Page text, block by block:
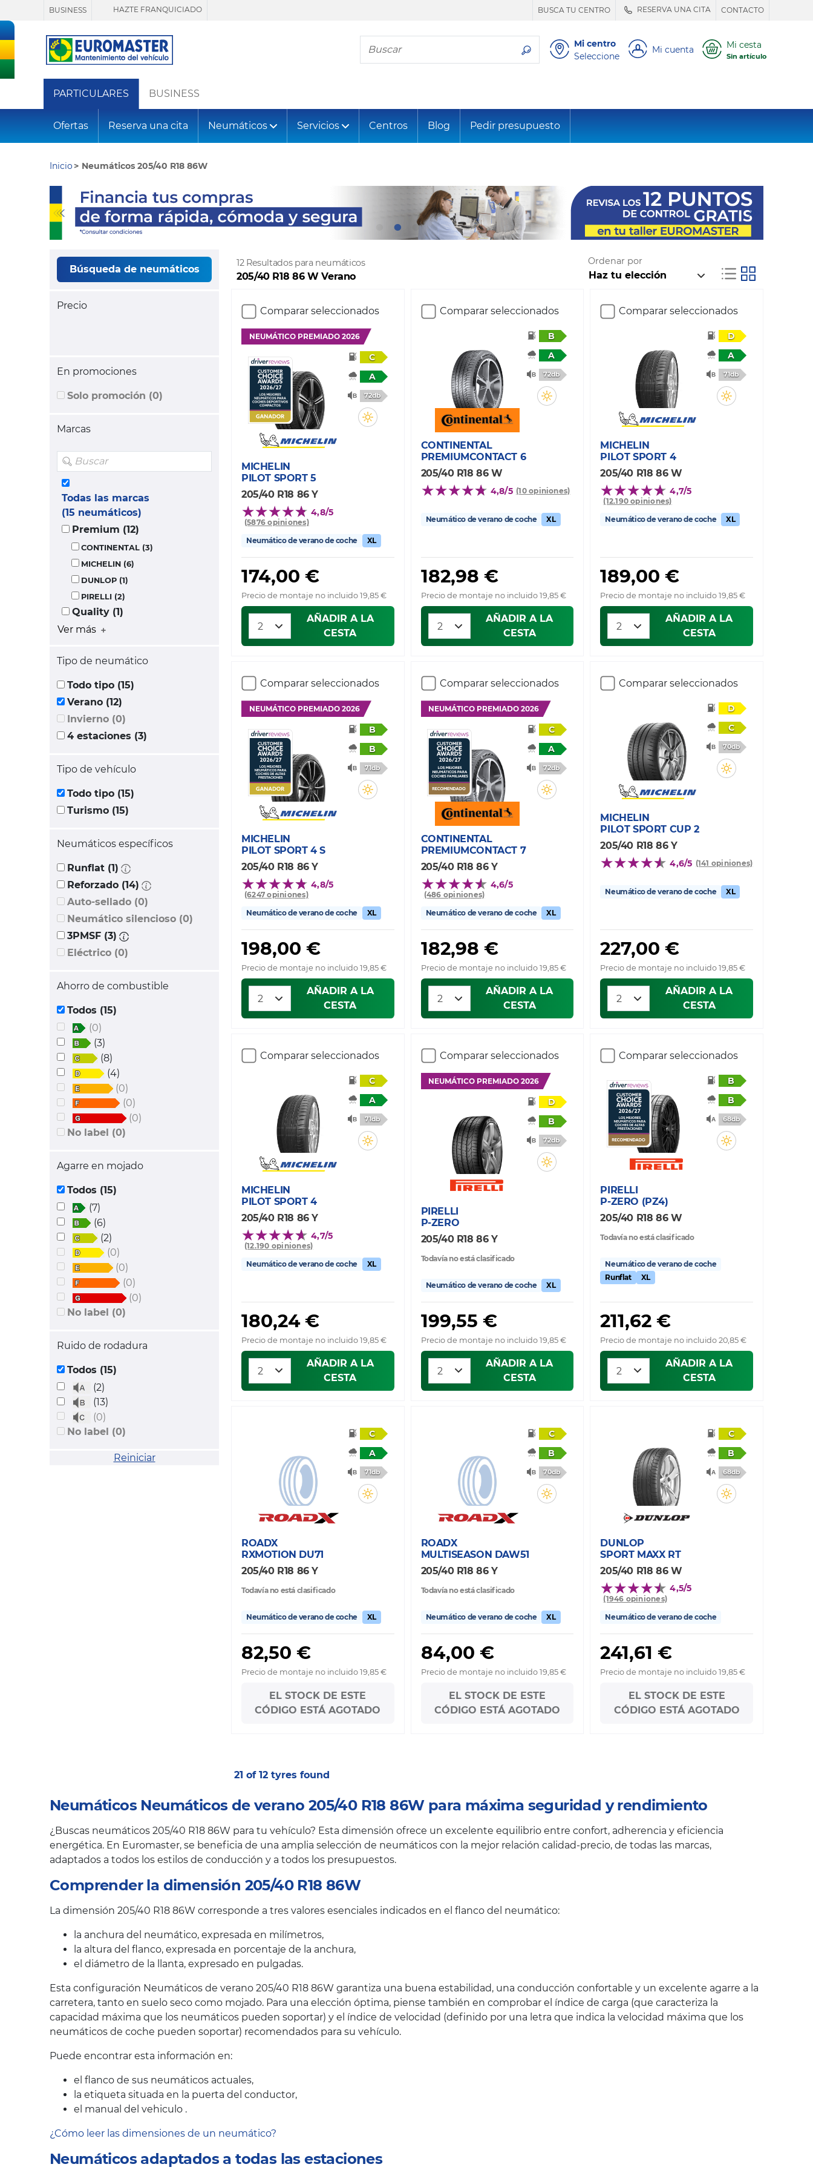
BUSINESS HAZTE FRANQUICIADO BUSCA TU CENTRO RESERVA UNA CITA CONTACTO
Busca tu neumático
Mi centro
Seleccione
Mi cuenta Mi cesta
Sin artículo
PARTICULARES BUSINESS
Ofertas Reserva una cita Neumáticos Servicios Centros Blog Pedir presupuesto
Inicio Neumáticos 205/40 R18 86W
Búsqueda de neumáticos
Precio
En promociones
Solo promoción (0)
Marcas
Todas las marcas
(15 neumáticos)
Premium (12)
CONTINENTAL (3)
MICHELIN (6)
DUNLOP (1)
PIRELLI (2)
Quality (1)
Ver más
Tipo de neumático
Todo tipo (15)
Verano (12)
Invierno (0)
4 estaciones (3)
Tipo de vehículo
Todo tipo (15)
Turismo (15)
Neumáticos específicos
Runflat (1)
Reforzado (14)
Auto-sellado (0)
Neumático silencioso (0)
3PMSF (3)
Eléctrico (0)
Ahorro de combustible
Todos (15)
(0)
(3)
(8)
(4)
(0)
(0)
(0)
No label (0)
Agarre en mojado
Todos (15)
(7)
(6)
(2)
(0)
(0)
(0)
(0)
No label (0)
Ruido de rodadura
Todos (15)
(2)
(13)
(0)
No label (0)
Reiniciar
12 Resultados para neumáticos
205/40 R18 86 W Verano
Ordenar por
Comparar seleccionados
NEUMÁTICO PREMIADO 2026
C
A
72db
MICHELIN
PILOT SPORT 5
205/40 R18 86 Y
4,8/5
(5876 opiniones)
Neumático de verano de coche
XL
174,00 €
Precio de montaje no incluido 19,85 €
AÑADIR A LA
CESTA
Comparar seleccionados
B
A
72db
CONTINENTAL
PREMIUMCONTACT 6
205/40 R18 86 W
4,8/5 (10 opiniones)
Neumático de verano de coche XL
182,98 €
Precio de montaje no incluido 19,85 €
AÑADIR A LA
CESTA
Comparar seleccionados
D
A
71db
MICHELIN
PILOT SPORT 4
205/40 R18 86 W
4,7/5
(12.190 opiniones)
Neumático de verano de coche
XL
189,00 €
Precio de montaje no incluido 19,85 €
AÑADIR A LA
CESTA
Comparar seleccionados
NEUMÁTICO PREMIADO 2026
B
B
71db
MICHELIN
PILOT SPORT 4 S
205/40 R18 86 Y
4,8/5
(6247 opiniones)
Neumático de verano de coche
XL
198,00 €
Precio de montaje no incluido 19,85 €
AÑADIR A LA
CESTA
Comparar seleccionados
NEUMÁTICO PREMIADO 2026
C
A
72db
CONTINENTAL
PREMIUMCONTACT 7
205/40 R18 86 Y
4,6/5
(486 opiniones)
Neumático de verano de coche
XL
182,98 €
Precio de montaje no incluido 19,85 €
AÑADIR A LA
CESTA
Comparar seleccionados
D
C
70db
MICHELIN
PILOT SPORT CUP 2
205/40 R18 86 Y
4,6/5 (141 opiniones)
Neumático de verano de coche XL
227,00 €
Precio de montaje no incluido 19,85 €
AÑADIR A LA
CESTA
Comparar seleccionados
C
A
71db
MICHELIN
PILOT SPORT 4
205/40 R18 86 Y
4,7/5
(12.190 opiniones)
Neumático de verano de coche
XL
180,24 €
Precio de montaje no incluido 19,85 €
AÑADIR A LA
CESTA
Comparar seleccionados
NEUMÁTICO PREMIADO 2026
D
B
72db
PIRELLI
P-ZERO
205/40 R18 86 Y
Todavía no está clasificado
Neumático de verano de coche XL
199,55 €
Precio de montaje no incluido 19,85 €
AÑADIR A LA
CESTA
Comparar seleccionados
B
B
68db
PIRELLI
P-ZERO (PZ4)
205/40 R18 86 W
Todavía no está clasificado
Neumático de verano de coche
Runflat
XL
211,62 €
Precio de montaje no incluido 20,85 €
AÑADIR A LA
CESTA
C
A
71db
ROADX
RXMOTION DU71
205/40 R18 86 Y
Todavía no está clasificado
Neumático de verano de coche XL
82,50 €
Precio de montaje no incluido 19,85 €
EL STOCK DE ESTE
CÓDIGO ESTÁ AGOTADO
C
B
70db
ROADX
MULTISEASON DAW51
205/40 R18 86 Y
Todavía no está clasificado
Neumático de verano de coche XL
84,00 €
Precio de montaje no incluido 19,85 €
EL STOCK DE ESTE
CÓDIGO ESTÁ AGOTADO
C
B
68db
DUNLOP
SPORT MAXX RT
205/40 R18 86 W
4,5/5
(1946 opiniones)
Neumático de verano de coche
241,61 €
Precio de montaje no incluido 19,85 €
EL STOCK DE ESTE
CÓDIGO ESTÁ AGOTADO
21 of 12 tyres found
Neumáticos Neumáticos de verano 205/40 R18 86W para máxima seguridad y rendimiento
¿Buscas neumáticos 205/40 R18 86W para tu vehículo? Esta dimensión ofrece un excelente equilibrio entre confort, adherencia y eficiencia
energética. En Euromaster, se beneficia de una amplia selección de neumáticos con la mejor relación calidad-precio, de todas las marcas,
adaptados a todos los estilos de conducción y a todos los presupuestos.
Comprender la dimensión 205/40 R18 86W
La dimensión 205/40 R18 86W corresponde a tres valores esenciales indicados en el flanco del neumático:
la anchura del neumático, expresada en milímetros,
la altura del flanco, expresada en porcentaje de la anchura,
el diámetro de la llanta, expresado en pulgadas.
Esta configuración Neumáticos de verano 205/40 R18 86W garantiza una buena estabilidad, una conducción confortable y un excelente agarre a la
carretera, tanto en suelo seco como mojado. Para una elección óptima, piense también en comprobar el índice de carga (que caracteriza la
capacidad máxima que los neumáticos pueden soportar) y el índice de velocidad (definido por una letra que indica la velocidad máxima que los
neumáticos de coche pueden soportar) recomendados para su vehículo.
Puede encontrar esta información en:
el flanco de sus neumáticos actuales,
la etiqueta situada en la puerta del conductor,
el manual del vehiculo .
¿Cómo leer las dimensiones de un neumático?
Neumáticos adaptados a todas las estaciones